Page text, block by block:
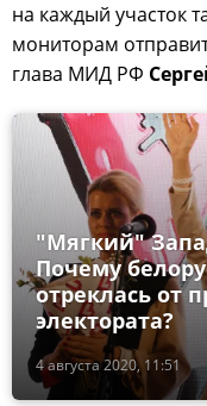
на каждый участок
мониторам
глава МИД РФ
4 августа 2020, 11:51
"Мягкий"
Почему
отреклась от
электората?